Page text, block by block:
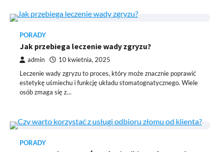
PORADY
Jak przebiega leczenie wady zgryzu?
admin 10 kwietnia, 2025
Leczenie wady zgryzu to proces, który może znacznie poprawić
estetykę uśmiechu i funkcję układu stomatognatycznego. Wiele
osób zmaga się z…
PORADY